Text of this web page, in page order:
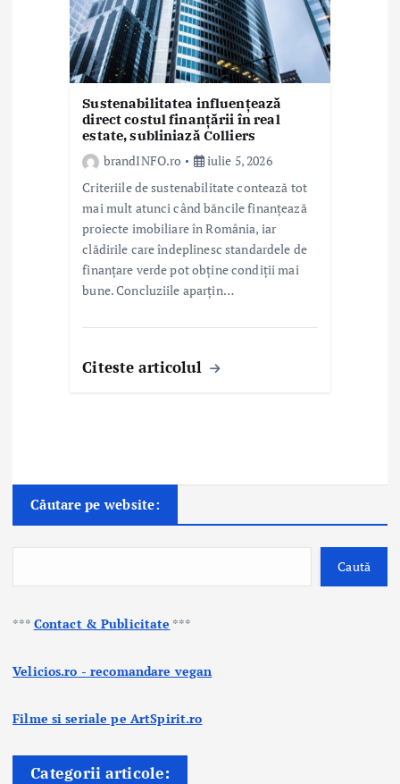
Sustenabilitatea influențează
direct costul finanțării în real
estate, subliniază Colliers
brandINFO.ro
iulie 5, 2026
Criteriile de sustenabilitate contează tot
mai mult atunci când băncile finanțează
proiecte imobiliare în România, iar
clădirile care îndeplinesc standardele de
finanțare verde pot obține condiții mai
bune. Concluziile aparțin…
Citeste articolul
Căutare pe website:
Caută
*** Contact & Publicitate ***
Velicios.ro - recomandare vegan
Filme si seriale pe ArtSpirit.ro
Categorii articole: